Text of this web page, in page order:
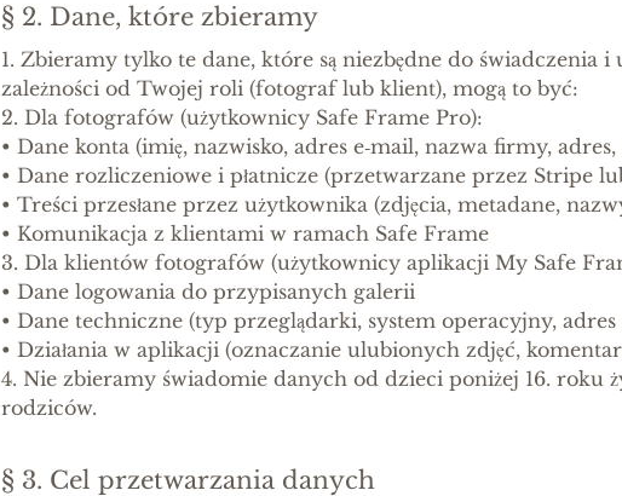
§ 2. Dane, które zbieramy
1. Zbieramy tylko te dane, które są niezbędne do świadczenia i
zależności od Twojej roli (fotograf lub klient), mogą to być:
2. Dla fotografów (użytkownicy Safe Frame Pro):
• Dane konta (imię, nazwisko, adres e‑mail, nazwa firmy, adres,
• Dane rozliczeniowe i płatnicze (przetwarzane przez Stripe
• Treści przesłane przez użytkownika (zdjęcia, metadane,
• Komunikacja z klientami w ramach Safe Frame
3. Dla klientów fotografów (użytkownicy aplikacji My Safe
• Dane logowania do przypisanych galerii
• Dane techniczne (typ przeglądarki, system operacyjny, adres
• Działania w aplikacji (oznaczanie ulubionych zdjęć,
4. Nie zbieramy świadomie danych od dzieci poniżej 16. roku
rodziców.
§ 3. Cel przetwarzania danych